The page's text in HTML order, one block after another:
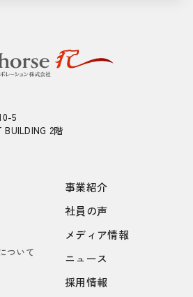
5
BUILDING 2階
ついて
事業紹介
社員の声
メディア情報
ニュース
採用情報